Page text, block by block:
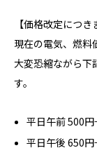
【価格改定につ
現在の電気、燃料
大変恐縮ながら下
す。
平日午前 500
平日午後 650